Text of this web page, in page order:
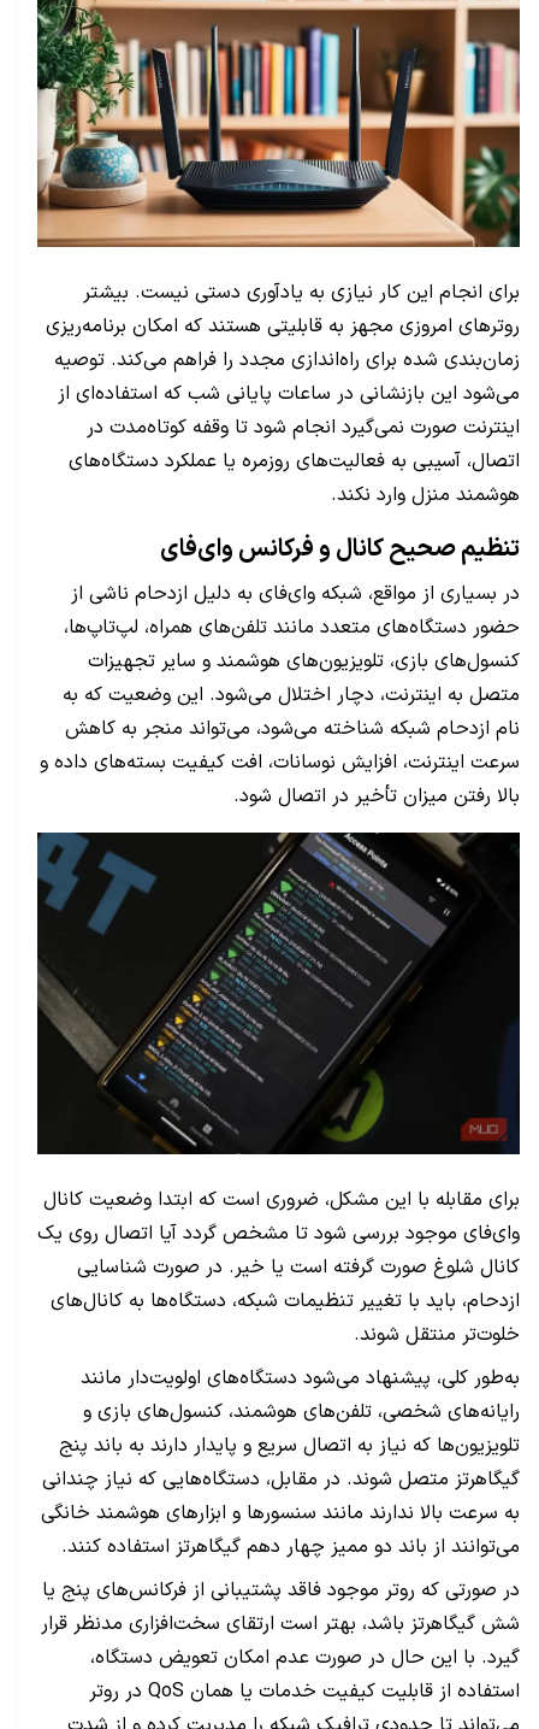
برای انجام این کار نیازی به یادآوری دستی نیست. بیشتر
روترهای امروزی مجهز به قابلیتی هستند که امکان برنامه‌ریزی
زمان‌بندی شده برای راه‌اندازی مجدد را فراهم می‌کند. توصیه
می‌شود این بازنشانی در ساعات پایانی شب که استفاده‌ای از
اینترنت صورت نمی‌گیرد انجام شود تا وقفه کوتاه‌مدت در
اتصال، آسیبی به فعالیت‌های روزمره یا عملکرد دستگاه‌های
هوشمند منزل وارد نکند.
تنظیم صحیح کانال و فرکانس وای‌فای
در بسیاری از مواقع، شبکه وای‌فای به دلیل ازدحام ناشی از
حضور دستگاه‌های متعدد مانند تلفن‌های همراه، لپ‌تاپ‌ها،
کنسول‌های بازی، تلویزیون‌های هوشمند و سایر تجهیزات
متصل به اینترنت، دچار اختلال می‌شود. این وضعیت که به
نام ازدحام شبکه شناخته می‌شود، می‌تواند منجر به کاهش
سرعت اینترنت، افزایش نوسانات، افت کیفیت بسته‌های داده و
بالا رفتن میزان تأخیر در اتصال شود.
برای مقابله با این مشکل، ضروری است که ابتدا وضعیت کانال
وای‌فای موجود بررسی شود تا مشخص گردد آیا اتصال روی یک
کانال شلوغ صورت گرفته است یا خیر. در صورت شناسایی
ازدحام، باید با تغییر تنظیمات شبکه، دستگاه‌ها به کانال‌های
خلوت‌تر منتقل شوند.
به‌طور کلی، پیشنهاد می‌شود دستگاه‌های اولویت‌دار مانند
رایانه‌های شخصی، تلفن‌های هوشمند، کنسول‌های بازی و
تلویزیون‌ها که نیاز به اتصال سریع و پایدار دارند به باند پنج
گیگاهرتز متصل شوند. در مقابل، دستگاه‌هایی که نیاز چندانی
به سرعت بالا ندارند مانند سنسورها و ابزارهای هوشمند خانگی
می‌توانند از باند دو ممیز چهار دهم گیگاهرتز استفاده کنند.
در صورتی که روتر موجود فاقد پشتیبانی از فرکانس‌های پنج یا
شش گیگاهرتز باشد، بهتر است ارتقای سخت‌افزاری مدنظر قرار
گیرد. با این حال در صورت عدم امکان تعویض دستگاه،
استفاده از قابلیت کیفیت خدمات یا همان QoS در روتر